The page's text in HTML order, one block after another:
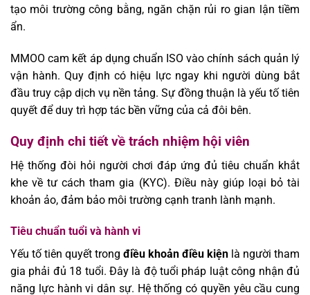
tạo môi trường công bằng, ngăn chặn rủi ro gian lận tiềm
ẩn.
MMOO cam kết áp dụng chuẩn ISO vào chính sách quản lý
vận hành. Quy định có hiệu lực ngay khi người dùng bắt
đầu truy cập dịch vụ nền tảng. Sự đồng thuận là yếu tố tiên
quyết để duy trì hợp tác bền vững của cả đôi bên.
Quy định chi tiết về trách nhiệm hội viên
Hệ thống đòi hỏi người chơi đáp ứng đủ tiêu chuẩn khắt
khe về tư cách tham gia (KYC). Điều này giúp loại bỏ tài
khoản ảo, đảm bảo môi trường cạnh tranh lành mạnh.
Tiêu chuẩn tuổi và hành vi
Yếu tố tiên quyết trong điều khoản điều kiện là người tham
gia phải đủ 18 tuổi. Đây là độ tuổi pháp luật công nhận đủ
năng lực hành vi dân sự. Hệ thống có quyền yêu cầu cung